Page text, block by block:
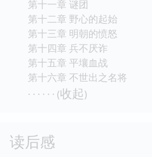
第十一章 谜团
第十二章 野心的起始
第十三章 明朝的愤怒
第十四章 兵不厌诈
第十五章 平壤血战
第十六章 不世出之名将
· · · · · · (收起)
读后感